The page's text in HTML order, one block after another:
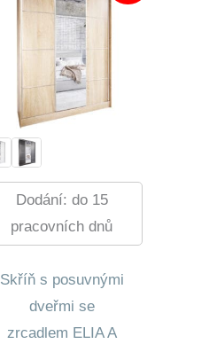
Dodání: do 15
pracovních dnů
Skříň s posuvnými
dveřmi se
zrcadlem ELIA A